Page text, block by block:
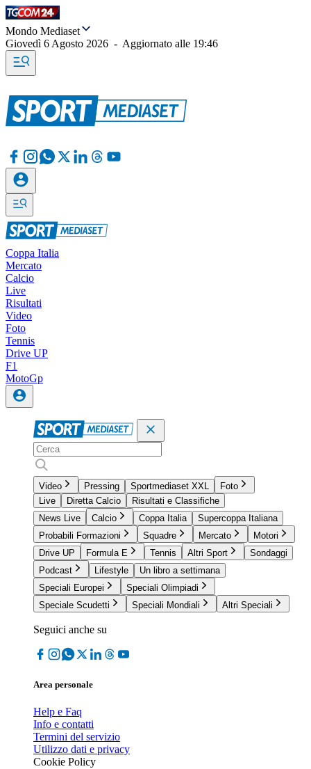
Mondo Mediaset
Giovedì 6 Agosto 2026 - Aggiornato alle 19:46
Coppa Italia
Mercato
Calcio
Live
Risultati
Video
Foto
Tennis
Drive UP
F1
MotoGp
Video Pressing Sportmediaset XXL
Foto
Live
Diretta Calcio
Risultati e Classifiche
News Live
Calcio Coppa Italia
Supercoppa Italiana
Probabili Formazioni
Squadre Mercato
Motori
Drive UP
Formula E Tennis Altri Sport
Sondaggi
Podcast
Lifestyle
Un libro a settimana
Speciali Europei
Speciali Olimpiadi
Speciale Scudetti
Speciali Mondiali Altri Speciali
Seguici anche su
Area personale
Help e Faq
Info e contatti
Termini del servizio
Utilizzo dati e privacy
Cookie Policy